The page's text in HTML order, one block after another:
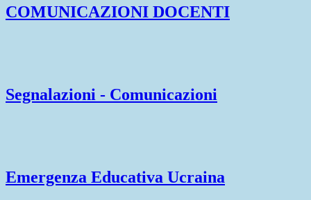
COMUNICAZIONI DOCENTI
Segnalazioni - Comunicazioni
Emergenza Educativa Ucraina